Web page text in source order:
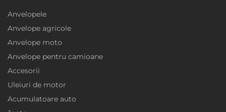
Anvelopele
Anvelope agricole
Anvelope moto
Anvelope pentru camioane
Accesorii
Uleiuri de motor
Acumulatoare auto